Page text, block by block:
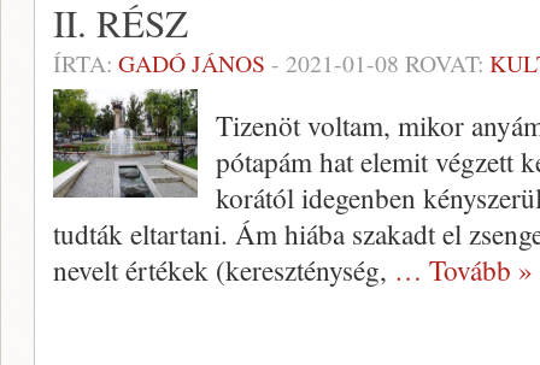
II. RÉSZ
ÍRTA: GADÓ JÁNOS - 2021-01-08 ROVAT:
Tizenöt voltam, mikor
pótapám hat elemit végzett
korától idegenben
tudták eltartani. Ám hiába szakadt el
nevelt értékek (kereszténység, … Tovább »